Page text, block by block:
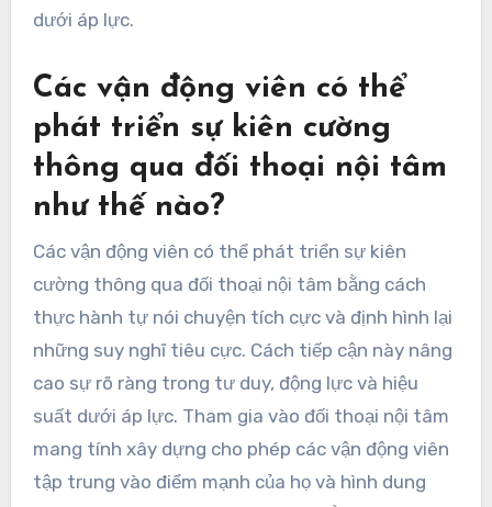
dưới áp lực.
Các vận động viên có thể
phát triển sự kiên cường
thông qua đối thoại nội tâm
như thế nào?
Các vận động viên có thể phát triển sự kiên
cường thông qua đối thoại nội tâm bằng cách
thực hành tự nói chuyện tích cực và định hình lại
những suy nghĩ tiêu cực. Cách tiếp cận này nâng
cao sự rõ ràng trong tư duy, động lực và hiệu
suất dưới áp lực. Tham gia vào đối thoại nội tâm
mang tính xây dựng cho phép các vận động viên
tập trung vào điểm mạnh của họ và hình dung